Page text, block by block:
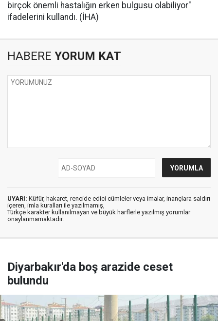
birçok önemli hastalığın erken bulgusu olabiliyor"
ifadelerini kullandı. (İHA)
HABERE YORUM KAT
UYARI: Küfür, hakaret, rencide edici cümleler veya imalar, inançlara saldırı
içeren, imla kuralları ile yazılmamış,
Türkçe karakter kullanılmayan ve büyük harflerle yazılmış yorumlar
onaylanmamaktadır.
Diyarbakır'da boş arazide ceset
bulundu